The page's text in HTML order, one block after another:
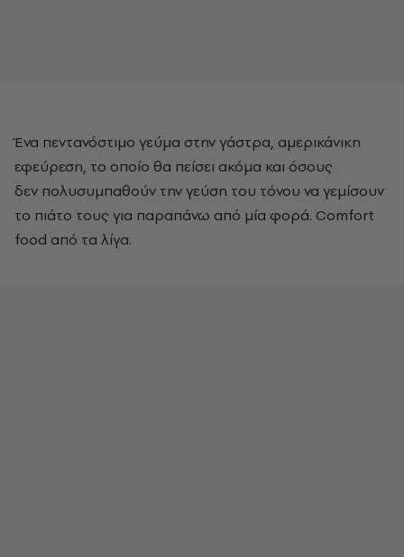
Ένα πεντανόστιμο γεύμα στην γάστρα, αμερικάνικη
εφεύρεση, το οποίο θα πείσει ακόμα και όσους
δεν πολυσυμπαθούν την γεύση του τόνου να γεμίσουν
το πιάτο τους για παραπάνω από μία φορά. Comfort
food από τα λίγα.